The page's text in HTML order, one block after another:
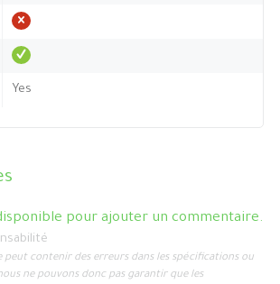
Yes
pour ajouter un commentaire.
peut contenir des erreurs dans les spécifications ou
ne pouvons donc pas garantir que les